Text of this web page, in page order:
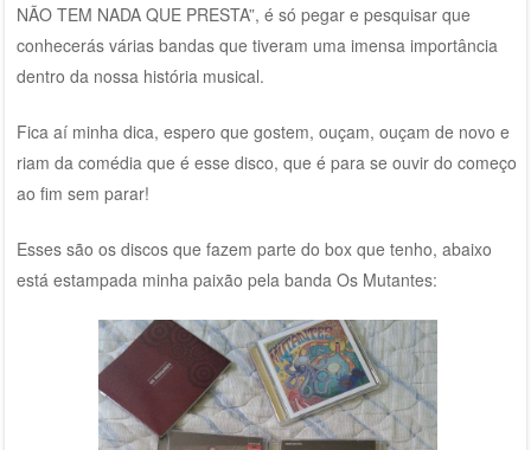
NÃO TEM NADA QUE PRESTA”, é só pegar e pesquisar que
conhecerás várias bandas que tiveram uma imensa importância
dentro da nossa história musical.
Fica aí minha dica, espero que gostem, ouçam, ouçam de novo e
riam da comédia que é esse disco, que é para se ouvir do começo
ao fim sem parar!
Esses são os discos que fazem parte do box que tenho, abaixo
está estampada minha paixão pela banda Os Mutantes: